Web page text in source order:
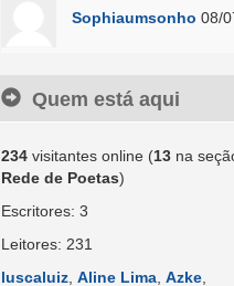
Sophiaumsonho 08/
Quem está aqui
234visitantes online (13na
Rede de Poetas)
Escritores: 3
Leitores: 231
luscaluiz, Aline Lima, Azke,